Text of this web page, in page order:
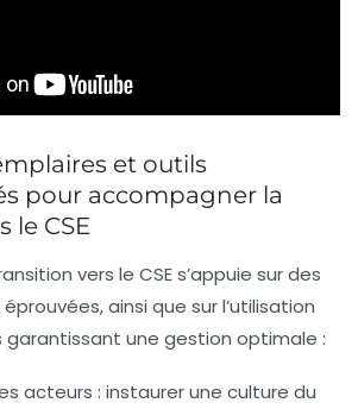
et outils
pour accompagner la
le CSE
vers le CSE s’appuie sur des
ainsi que sur l’utilisation
garantissant une gestion optimale :
acteurs : instaurer une culture du